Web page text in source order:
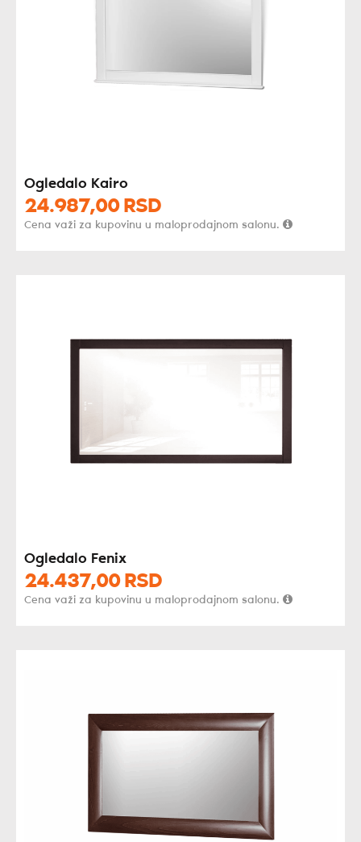
Ogledalo Kairo
24.987,00 RSD
Cena važi za kupovinu u maloprodajnom salonu.
Ogledalo Fenix
24.437,00 RSD
Cena važi za kupovinu u maloprodajnom salonu.